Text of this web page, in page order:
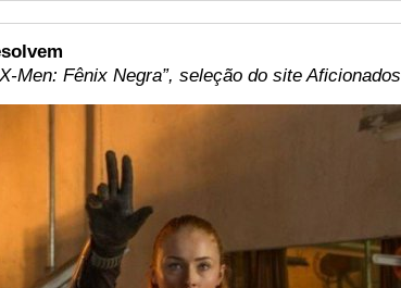
Men: Fênix Negra”, seleção do site Aficionados